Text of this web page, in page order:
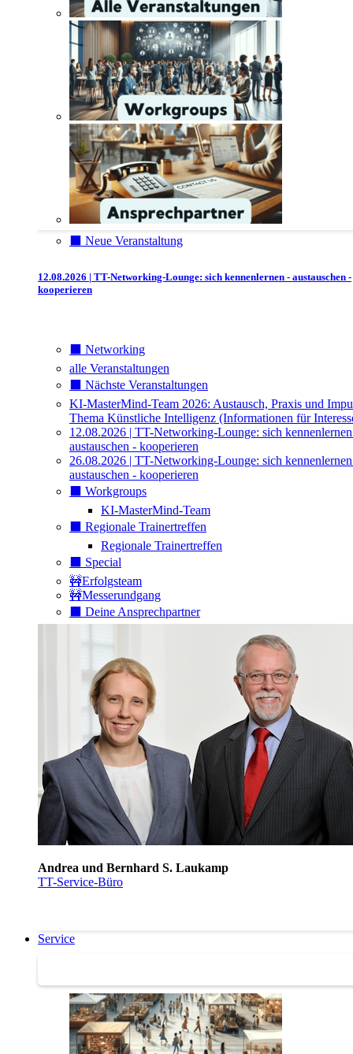
⬛️ Neue Veranstaltung
12.08.2026 | TT-Networking-Lounge: sich kennenlernen - austauschen -
kooperieren
⬛️ Networking
alle Veranstaltungen
⬛️ Nächste Veranstaltungen
KI-MasterMind-Team 2026: Austausch, Praxis und
Thema Künstliche Intelligenz (Informationen für
12.08.2026 | TT-Networking-Lounge: sich
austauschen - kooperieren
26.08.2026 | TT-Networking-Lounge: sich
austauschen - kooperieren
⬛️ Workgroups
KI-MasterMind-Team
⬛️ Regionale Trainertreffen
Regionale Trainertreffen
⬛️ Special
🚧Erfolgsteam
🚧Messerundgang
⬛️ Deine Ansprechpartner
Andrea und Bernhard S. Laukamp
TT-Service-Büro
Service